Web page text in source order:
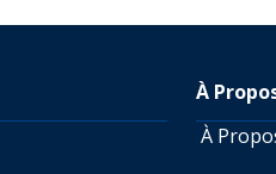
À
À